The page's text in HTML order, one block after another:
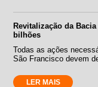
Revitalização da
bilhões
Todas as ações
São Francisco devem
LER MAIS